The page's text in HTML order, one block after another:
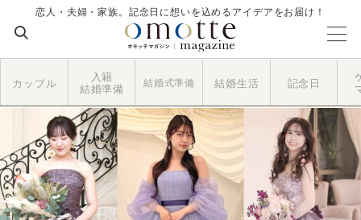
恋人・夫婦・家族。記念日に想いを込めるアイデアをお届け！
カップル
入籍
結婚準備
結婚式準備 結婚生活 記念日